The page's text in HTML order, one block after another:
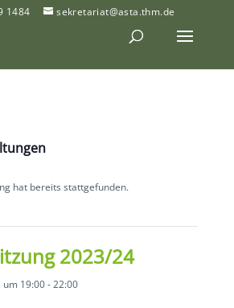
1484 sekretariat@asta.thm.de
hat bereits stattgefunden.
2023/24
um 19:00-22:00